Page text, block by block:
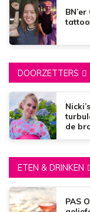
tattoo
DOORZETTERS
de
ETEN & DRINKEN
PAS